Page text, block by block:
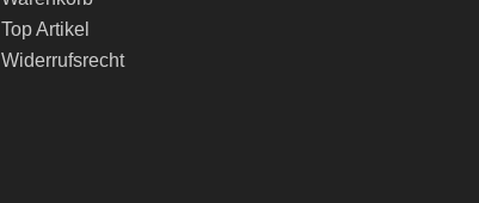
Top Artikel
Widerrufsrecht